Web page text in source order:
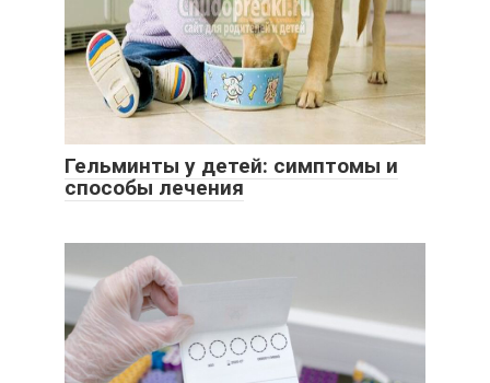
Гельминты у детей: симптомы и
способы лечения